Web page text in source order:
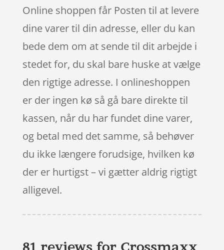
Online shoppen får Posten til at levere
dine varer til din adresse, eller du kan
bede dem om at sende til dit arbejde i
stedet for, du skal bare huske at vælge
den rigtige adresse. I onlineshoppen
er der ingen kø så gå bare direkte til
kassen, når du har fundet dine varer,
og betal med det samme, så behøver
du ikke længere forudsige, hvilken kø
der er hurtigst – vi gætter aldrig rigtigt
alligevel.